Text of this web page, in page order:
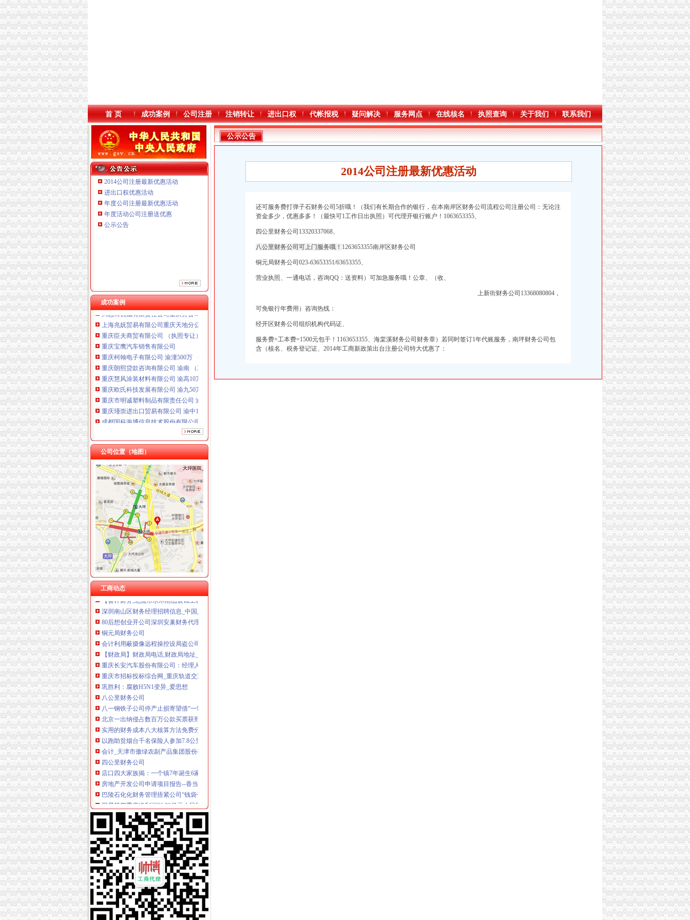
首 页 成功案例 公司注册 注销转让 进出口权 代帐报税 疑问解决 服务网点 在线核名 执照查询 关于我们 联系我们
2014公司注册最新优惠活动
进出口权优惠活动
年度公司注册最新优惠活动
年度活动公司注册送优惠
公示公告
成功案例
重庆臣夫商贸有限公司 （执照专让）
重庆宝鹰汽车销售有限公司
重庆柯翰电子有限公司 渝潼500万 （进出口权）
重庆市明诚塑料制品有限责任公司 渝高100万 （进出口权）
重庆瑾崇进出口贸易有限公司 渝中100万 （进出口权）
成都国科海博信息技术股份有限公司重庆分公司 渝江 （工商注册）
川思博机械有限责任公司重庆分公司 渝江 （工商注册）
上海兆妩贸易有限公司重庆天地分公司 渝中 （工商注册）
重庆臣夫商贸有限公司 （执照专让）
重庆宝鹰汽车销售有限公司
重庆柯翰电子有限公司 渝潼500万 （进出口权）
重庆朗熙贷款咨询有限公司 渝南 （工商注册）
重庆慧风涂装材料有限公司 渝高10万 （工商注册）
重庆欧氏科技发展有限公司 渝九50万 （进出口权）
重庆市明诚塑料制品有限责任公司 渝高100万 （进出口权）
重庆瑾崇进出口贸易有限公司 渝中100万 （进出口权）
成都国科海博信息技术股份有限公司重庆分公司 渝江 （工商注册）
川思博机械有限责任公司重庆分公司 渝江 （工商注册）
上海兆妩贸易有限公司重庆天地分公司 渝中 （工商注册）
公司位置（地图）
工商动态
【重庆南岸南滨路房价】重庆南岸南滨路房价走势2018_重庆南岸南滨
南滨路房价网,2018南滨路房价走势图,重庆南岸南滨路二手房价格-
有关重庆南滨路的知识_搜问问
重庆市南滨路_南滨路
重庆南滨路攻略,重庆南滨路门票_地址,重庆南滨路游览攻略-马蜂窝
南山财务公司
深圳/南山区财务主管（职位编号：abl001）招聘_深圳市爱宝莱照明技
深圳/南山区财务招聘_深圳星河紫盈科技有限公司招聘财务-OFweek
【会计财务,北流市水木南山装饰工程有限公司招聘】-玉林赶集网
深圳南山区财务经理招聘信息_中国人才热线
80后想创业开公司深圳安巢财务代理全程为您服务—深圳南山区
铜元局财务公司
会计利用蔽摄像远程操控设局盗公司251万-中国网
【财政局】财政局电话,财政局地址_图吧地图
重庆长安汽车股份有限公司：经理人分享百科
重庆市招标投标综合网_重庆轨道交通三号线车站站名牌及夜景灯饰维
巩胜利：腐败H5N1变异_爱思想
八公里财务公司
八一钢铁子公司停产止损寄望借“一带一路”翻身|每经App
北京一出纳侵占数百万公款买票获刑八年_新闻频道_中国青年网
实用的财务成本八大核算方法免费分享啦,赶紧的-凤凰-具媒体
以跑助贫烟台千名保险人参加7.8公里扶贫公益跑_烟台财经网_烟台理
会计_天津市傲绿农副产品集团股份有限公司招聘信息_食品人才中心_
四公里财务公司
店口四大家族揭：一个镇7年诞生6家上市公司--北方网-时代财经
房地产开发公司申请项目报告--香当网
巴陵石化化财务管理捂紧公司“钱袋子”_能源频道_红网
网易第四季度净利润36.83亿元人民同比增长70%_凤凰科技
马新高铁寻求负责建设的资产公司,计划高时速为350公里_财经上下
上新街财务公司
【58同城】石家庄财务会计_石家庄财会_石家庄评估
重庆冯悦财务管理咨询有限公司2017新招聘信息_电话_地址-58企
新街镇财务税务机构-高安市财务税务机构-宜春财务税务机构-宜春财务
【南京内勤财务招聘网_2018年新南京内勤财务招聘信息】-南京聘
证券时报电子报实时通过手机APP、网站免费阅读重大财经新闻资讯及
南岸周边财务公司
【重庆南岸南岸周边财务/审计/税务招聘网|2018年重庆南岸南岸周边财
【南岸周边财务会计类职业认证培训】-今题南岸周边财务会计类职业
【58同城】重庆南岸南岸周边工商注册_公司注册代理_代办注册公司价
公示公告
2014公司注册最新优惠活动
还可服务费打弹子石财务公司 5折哦！（我们有长期合作的银行，在本南岸区财务公司流程公司 注册公司：无论注
资金多少，优惠多多！（最快可1工作日出执照）可代理开银行账户！1063653355、
四公里财务公司13320337068、
八公里财务公司可上门服务哦！ 1263653355南岸区财务公司
铜元局财务公司023-63653351/63653355、
营业执照、一通电话，咨询QQ：送资料）可加急服务哦！公章、（收、
上新街财务公司13368080804，
可免银行年费用）咨询热线：
经开区财务公司组织机构代码证、
服务费+工本费=1500元包干！1163653355、海棠溪财务公司 财务章）若同时签订1年代账服务 ， 南坪财务公司包
含（核名、 税务登记证、2014年工商新政策出台注册公司特大优惠了：